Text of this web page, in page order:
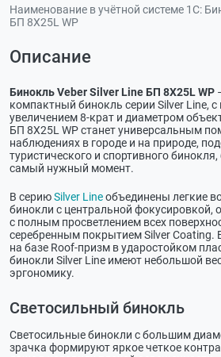
Наименование в учётной системе 1С:
БП 8X25L WP
Описание
Бинокль Veber Silver Line БП 8X25L WP
компактный бинокль серии Silver Line,
увеличением 8-крат и диаметром
БП 8X25L WP станет универсальным
наблюдениях в городе и на природе,
туристического и спортивного
самый нужный момент.
В сериюSilver Lineобъединены легкие
бинокли с центральной фокусировкой,
с полным просветлением всех
серебренным покрытием Silver Coating.
на базе Roof-призм в ударостойком
бинокли Silver Line имеют небольшой
эргономику.
Светосильный бинокль
Светосильные бинокли с большим
зрачка формируют яркое четкое